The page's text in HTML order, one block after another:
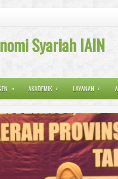
Syariah IAIN
» AKADEMIK » LAYANAN »